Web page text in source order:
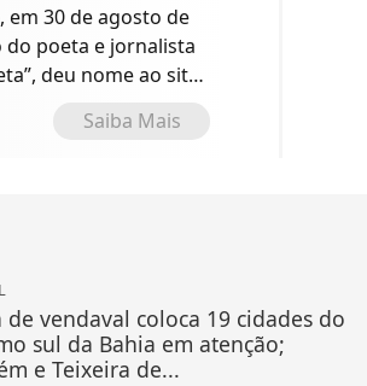
em 30 de agosto de
do poeta e jornalista
deu nome ao site
Saiba Mais
de vendaval coloca 19 cidades do
sul da Bahia em atenção;
e Teixeira de...